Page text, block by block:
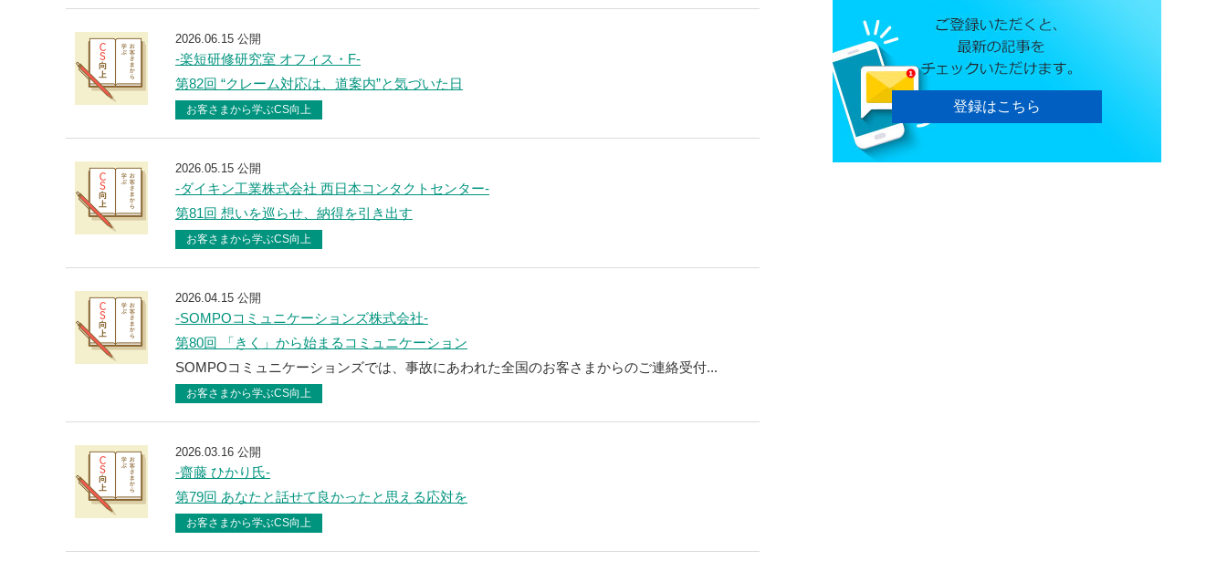
2026.06.15 公開
-楽短研修研究室 オフィス・F-
第82回 “クレーム対応は、道案内”と気づいた日
お客さまから学ぶCS向上
2026.05.15 公開
-ダイキン工業株式会社 西日本コンタクトセンター-
第81回 想いを巡らせ、納得を引き出す
お客さまから学ぶCS向上
2026.04.15 公開
-SOMPOコミュニケーションズ株式会社-
第80回 「きく」から始まるコミュニケーション
SOMPOコミュニケーションズでは、事故にあわれた全国のお客さまからのご連絡受付...
お客さまから学ぶCS向上
2026.03.16 公開
-齋藤 ひかり氏-
第79回 あなたと話せて良かったと思える応対を
お客さまから学ぶCS向上
登録はこちら